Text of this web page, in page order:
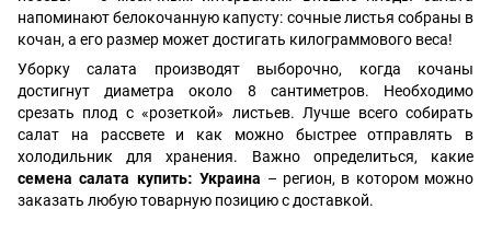
напоминают белокочанную капусту: сочные листья собраны в
кочан, а его размер может достигать килограммового веса!
Уборку салата производят выборочно, когда кочаны
достигнут диаметра около 8 сантиметров. Необходимо
срезать плод с «розеткой» листьев. Лучше всего собирать
салат на рассвете и как можно быстрее отправлять в
холодильник для хранения. Важно определиться, какие
семена салата купить: Украина – регион, в котором можно
заказать любую товарную позицию с доставкой.